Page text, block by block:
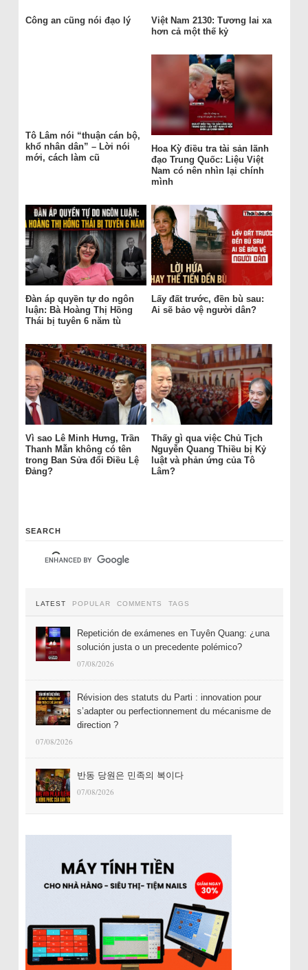
Công an cũng nói đạo lý
Việt Nam 2130: Tương lai xa
hơn cả một thế kỷ
Tô Lâm nói “thuận cán bộ,
khổ nhân dân” – Lời nói
mới, cách làm cũ
Hoa Kỳ điều tra tài sản lãnh
đạo Trung Quốc: Liệu Việt
Nam có nên nhìn lại chính
mình
Đàn áp quyền tự do ngôn
luận: Bà Hoàng Thị Hồng
Thái bị tuyên 6 năm tù
Lấy đất trước, đền bù sau:
Ai sẽ bảo vệ người dân?
Vì sao Lê Minh Hưng, Trần
Thanh Mẫn không có tên
trong Ban Sửa đổi Điều Lệ
Đảng?
Thấy gì qua việc Chủ Tịch
Nguyễn Quang Thiều bị Kỷ
luật và phản ứng của Tô
Lâm?
SEARCH
LATEST POPULAR COMMENTS TAGS
Repetición de exámenes en Tuyên Quang: ¿una
solución justa o un precedente polémico?
07/08/2026
Révision des statuts du Parti : innovation pour
s’adapter ou perfectionnement du mécanisme de
direction ?
07/08/2026
반동 당원은 민족의 복이다
07/08/2026